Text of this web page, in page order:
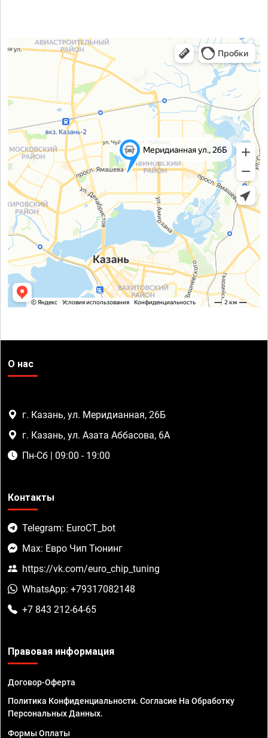
О нас
г. Казань, ул. Меридианная, 26Б
г. Казань, ул. Азата Аббасова, 6А
Пн-Сб | 09:00 - 19:00
Контакты
Telegram: EuroCT_bot
Max: Евро Чип Тюнинг
https://vk.com/euro_chip_tuning
WhatsApp: +79317082148
+7 843 212-64-65
Правовая информация
Договор-Оферта
Политика Конфиденциальности. Согласие На Обработку
Персональных Данных.
Формы Оплаты